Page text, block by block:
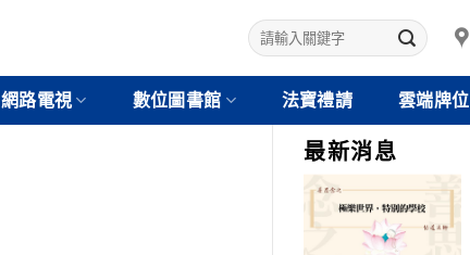
網路電視 數位圖書館 法寶禮請 雲端牌位
最新消息